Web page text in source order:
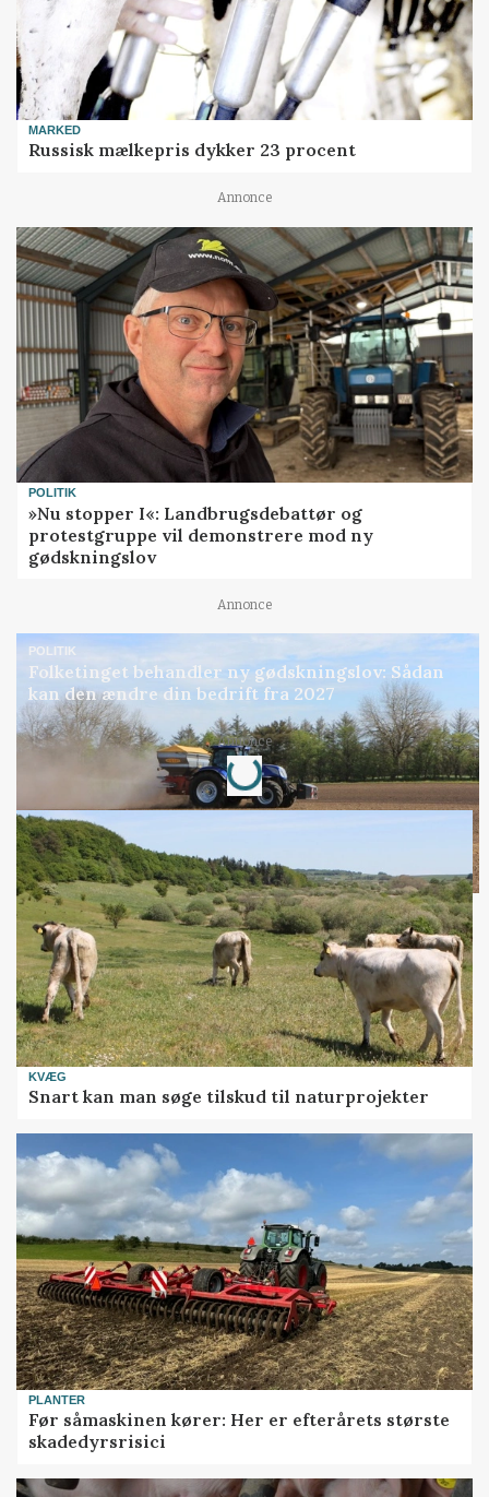
MARKED
Russisk mælkepris dykker 23 procent
Annonce
POLITIK
»Nu stopper I«: Landbrugsdebattør og
protestgruppe vil demonstrere mod ny
gødskningslov
Annonce
POLITIK
Folketinget behandler ny gødskningslov: Sådan
kan den ændre din bedrift fra 2027
Annonce
Loading...
KVÆG
Snart kan man søge tilskud til naturprojekter
PLANTER
Før såmaskinen kører: Her er efterårets største
skadedyrsrisici